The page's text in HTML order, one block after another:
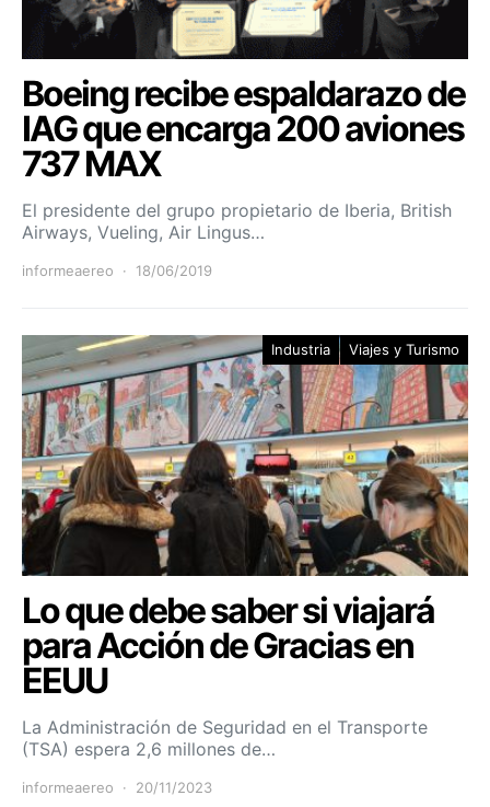
Boeing recibe espaldarazo de
IAG que encarga 200 aviones
737 MAX
El presidente del grupo propietario de Iberia, British
Airways, Vueling, Air Lingus…
informeaereo 18/06/2019
Industria Viajes y Turismo
Lo que debe saber si viajará
para Acción de Gracias en
EEUU
La Administración de Seguridad en el Transporte
(TSA) espera 2,6 millones de…
informeaereo 20/11/2023